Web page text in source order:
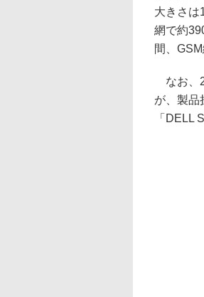
大きさは
網で約
間、
なお、
が、製品
「DELL